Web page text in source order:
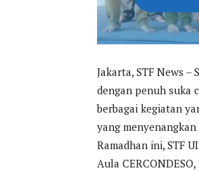
Jakarta, STF News
dengan penuh suka
berbagai kegiatan
yang
Ramadhan ini, STF
Aula